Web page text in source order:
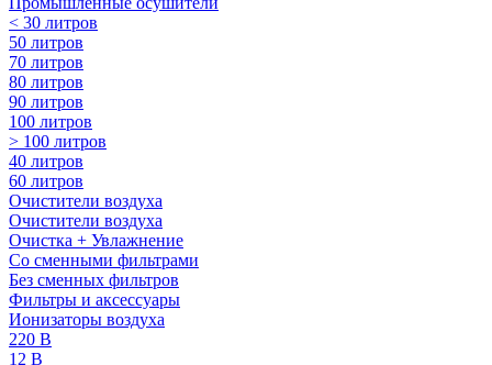
< 30 литров
50 литров
70 литров
80 литров
90 литров
100 литров
> 100 литров
40 литров
60 литров
Очистители воздуха
Очистители воздуха
Очистка + Увлажнение
Cо сменными фильтрами
Без сменных фильтров
Фильтры и аксессуары
Ионизаторы воздуха
220 В
12 В